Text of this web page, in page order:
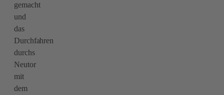
gemacht
und
das
Durchfahren
durchs
Neutor
mit
dem